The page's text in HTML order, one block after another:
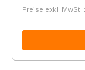
Preise exkl.